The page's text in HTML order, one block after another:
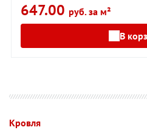
647.00 руб. за м²
В
Кровля